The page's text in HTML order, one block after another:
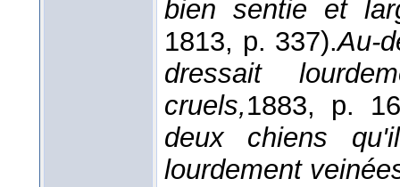
bien sentie et
1813, p. 337).Au-
dressait
cruels,1883, p.
deux chiens
lourdement